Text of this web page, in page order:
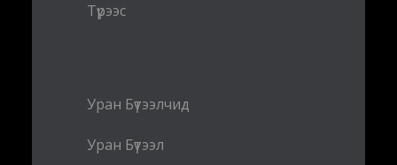
Түрээс
Уран Бүтээлчид
Уран Бүтээл